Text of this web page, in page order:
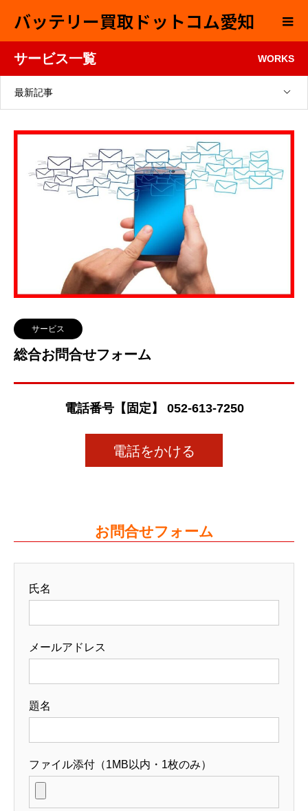
バッテリー買取ドットコム愛知
サービス一覧 WORKS
最新記事
サービス
総合お問合せフォーム
電話番号【固定】 052-613-7250
電話をかける
お問合せフォーム
氏名
メールアドレス
題名
ファイル添付（1MB以内・1枚のみ）